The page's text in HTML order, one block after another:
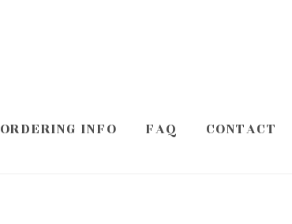
ORDERING INFO FAQ CONTACT